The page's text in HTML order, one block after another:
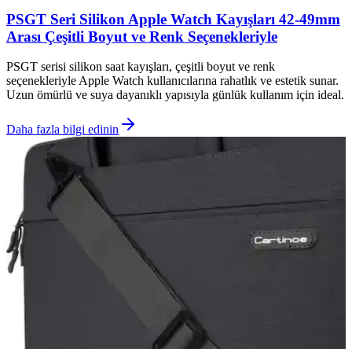
PSGT Seri Silikon Apple Watch Kayışları 42-49mm
Arası Çeşitli Boyut ve Renk Seçenekleriyle
PSGT serisi silikon saat kayışları, çeşitli boyut ve renk
seçenekleriyle Apple Watch kullanıcılarına rahatlık ve estetik sunar.
Uzun ömürlü ve suya dayanıklı yapısıyla günlük kullanım için ideal.
Daha fazla bilgi edinin